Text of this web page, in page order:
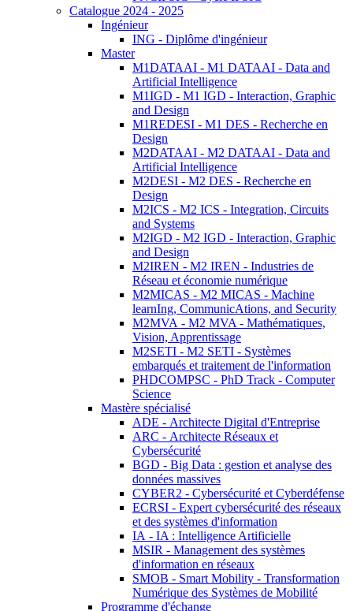
Catalogue 2024 - 2025
Ingénieur
ING - Diplôme d'ingénieur
Master
M1DATAAI - M1 DATAAI - Data and
Artificial Intelligence
M1IGD - M1 IGD - Interaction, Graphic
and Design
M1REDESI - M1 DES - Recherche en
Design
M2DATAAI - M2 DATAAI - Data and
Artificial Intelligence
M2DESI - M2 DES - Recherche en
Design
M2ICS - M2 ICS - Integration, Circuits
and Systems
M2IGD - M2 IGD - Interaction, Graphic
and Design
M2IREN - M2 IREN - Industries de
Réseau et économie numérique
M2MICAS - M2 MICAS - Machine
learnIng, CommunicAtions, and Security
M2MVA - M2 MVA - Mathématiques,
Vision, Apprentissage
M2SETI - M2 SETI - Systèmes
embarqués et traitement de l'information
PHDCOMPSC - PhD Track - Computer
Science
Mastère spécialisé
ADE - Architecte Digital d'Entreprise
ARC - Architecte Réseaux et
Cybersécurité
BGD - Big Data : gestion et analyse des
données massives
CYBER2 - Cybersécurité et Cyberdéfense
ECRSI - Expert cybersécurité des réseaux
et des systèmes d'information
IA - IA : Intelligence Artificielle
MSIR - Management des systèmes
d'information en réseaux
SMOB - Smart Mobility - Transformation
Numérique des Systèmes de Mobilité
Programme d'échange